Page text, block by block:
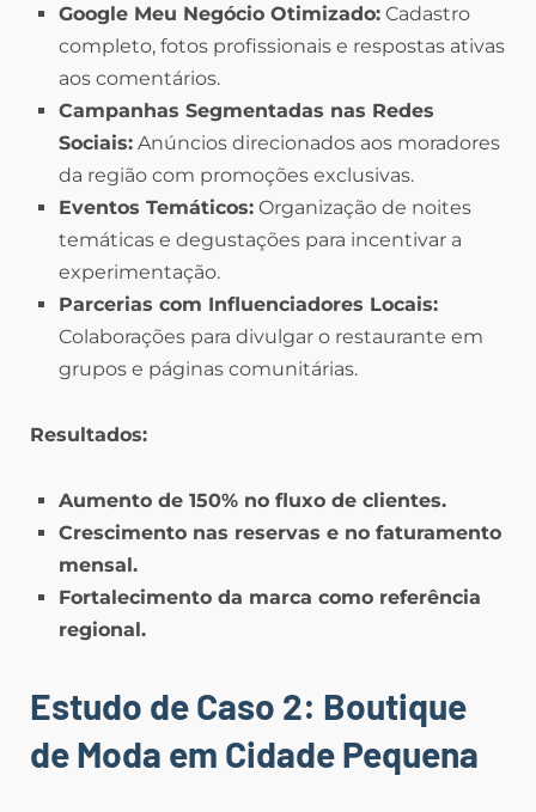
Google Meu Negócio Otimizado: Cadastro
completo, fotos profissionais e respostas ativas
aos comentários.
Campanhas Segmentadas nas Redes
Sociais: Anúncios direcionados aos moradores
da região com promoções exclusivas.
Eventos Temáticos: Organização de noites
temáticas e degustações para incentivar a
experimentação.
Parcerias com Influenciadores Locais:
Colaborações para divulgar o restaurante em
grupos e páginas comunitárias.
Resultados:
Aumento de 150% no fluxo de clientes.
Crescimento nas reservas e no faturamento
mensal.
Fortalecimento da marca como referência
regional.
Estudo de Caso 2: Boutique
de Moda em Cidade Pequena